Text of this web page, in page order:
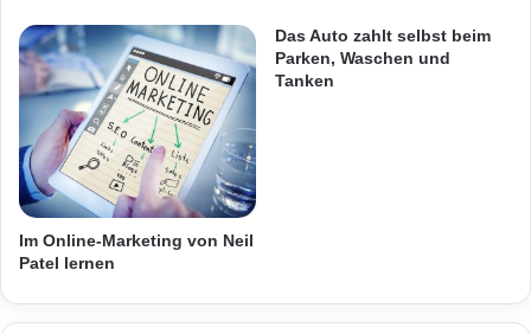
r
t
j
n
g
e
M
a
g
e
Im Online-Marketing von Neil
Patel lernen
Das Auto zahlt selbst beim
Parken, Waschen und
Tanken